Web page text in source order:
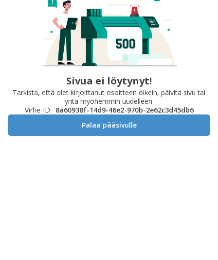
Sivua ei löytynyt!
Tarkista, että olet kirjoittanut osoitteen oikein, päivitä sivu tai
yritä myöhemmin uudelleen.
Virhe-ID: 8a60938f-14d9-46e2-970b-2e62c3d45db6